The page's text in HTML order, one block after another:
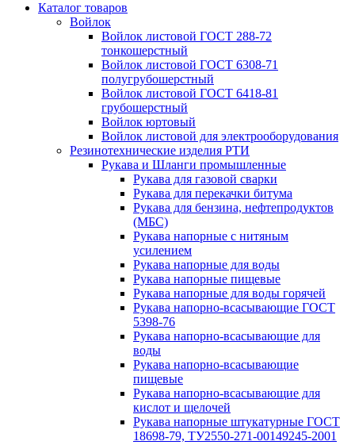
Каталог товаров
Войлок
Войлок листовой ГОСТ 288-72
тонкошерстный
Войлок листовой ГОСТ 6308-71
полугрубошерстный
Войлок листовой ГОСТ 6418-81
грубошерстный
Войлок юртовый
Войлок листовой для электрооборудования
Резинотехнические изделия РТИ
Рукава и Шланги промышленные
Рукава для газовой сварки
Рукава для перекачки битума
Рукава для бензина, нефтепродуктов
(МБС)
Рукава напорные с нитяным
усилением
Рукава напорные для воды
Рукава напорные пищевые
Рукава напорные для воды горячей
Рукава напорно-всасывающие ГОСТ
5398-76
Рукава напорно-всасывающие для
воды
Рукава напорно-всасывающие
пищевые
Рукава напорно-всасывающие для
кислот и щелочей
Рукава напорные штукатурные ГОСТ
18698-79, ТУ2550-271-00149245-2001